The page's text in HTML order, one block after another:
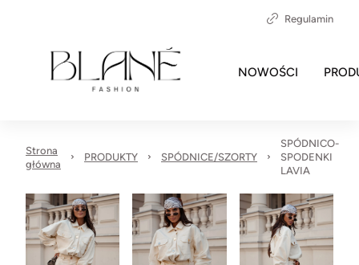
Regulamin
NOWOŚCI
Strona
główna
PRODUKTY SPÓDNICE/SZORTY
SPÓDNICO-
SPODENKI
LAVIA